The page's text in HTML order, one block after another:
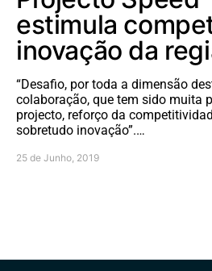
estimula
inovação da
“Desafio, por toda a dimensão
colaboração, que tem sido muita
projecto, reforço da
sobretudo inovação”.…
25 de Junho, 2019